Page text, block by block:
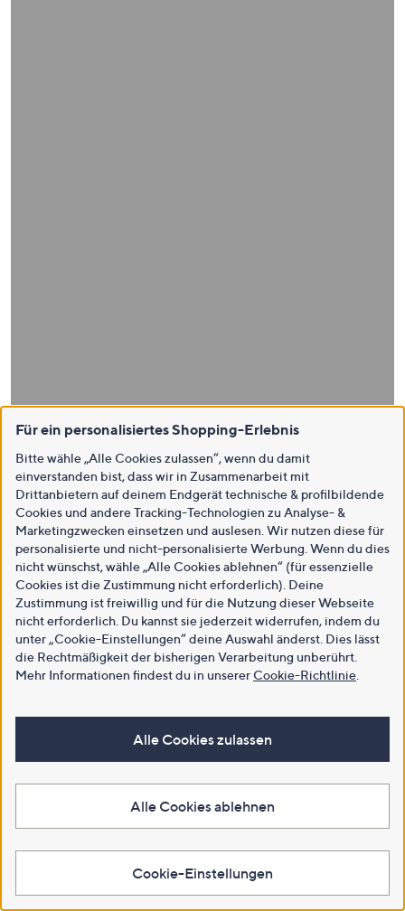
Für ein personalisiertes Shopping-Erlebnis
Bitte wähle „Alle Cookies zulassen“, wenn du damit
einverstanden bist, dass wir in Zusammenarbeit mit
Drittanbietern auf deinem Endgerät technische & profilbildende
Cookies und andere Tracking-Technologien zu Analyse- &
Marketingzwecken einsetzen und auslesen. Wir nutzen diese für
personalisierte und nicht-personalisierte Werbung. Wenn du dies
nicht wünschst, wähle „Alle Cookies ablehnen“ (für essenzielle
Cookies ist die Zustimmung nicht erforderlich). Deine
Zustimmung ist freiwillig und für die Nutzung dieser Webseite
nicht erforderlich. Du kannst sie jederzeit widerrufen, indem du
unter „Cookie-Einstellungen“ deine Auswahl änderst. Dies lässt
die Rechtmäßigkeit der bisherigen Verarbeitung unberührt.
Mehr Informationen findest du in unsererCookie-Richtlinie
Alle Cookies zulassen
Alle Cookies ablehnen
Cookie-Einstellungen